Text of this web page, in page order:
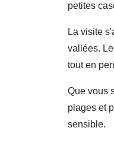
petites
La visite
vallées.
tout en
Que vous
plages et
sensible.